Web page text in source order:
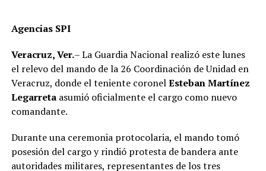
representación del partido en cada región, consolidando
los comités de base y sumando a más ciudadanos a
nuestro proyecto político”, concluyó
Agencias SPI
Veracruz, Ver.– La Guardia Nacional realizó este lunes
el relevo del mando de la 26 Coordinación de Unidad en
Veracruz, donde el teniente coronelEsteban Martínez
Legarretaasumió oficialmente el cargo como nuevo
comandante.
Durante una ceremonia protocolaria, el mando tomó
posesión del cargo y rindió protesta de bandera ante
autoridades militares, representantes de los tres